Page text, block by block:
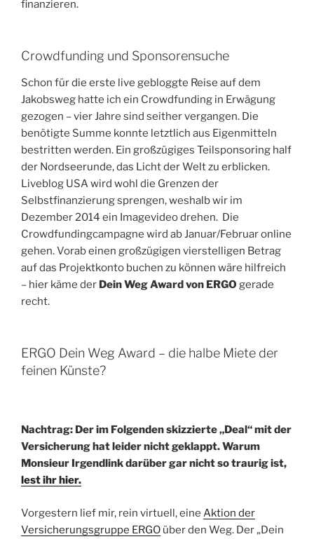
finanzieren.
Crowdfunding und Sponsorensuche
Schon für die erste live gebloggte Reise auf dem
Jakobsweg hatte ich ein Crowdfunding in Erwägung
gezogen – vier Jahre sind seither vergangen. Die
benötigte Summe konnte letztlich aus Eigenmitteln
bestritten werden. Ein großzügiges Teilsponsoring half
der Nordseerunde, das Licht der Welt zu erblicken.
Liveblog USA wird wohl die Grenzen der
Selbstfinanzierung sprengen, weshalb wir im
Dezember 2014 ein Imagevideo drehen. Die
Crowdfundingcampagne wird ab Januar/Februar online
gehen. Vorab einen großzügigen vierstelligen Betrag
auf das Projektkonto buchen zu können wäre hilfreich
– hier käme der Dein Weg Award von ERGO gerade
recht.
ERGO Dein Weg Award – die halbe Miete der
feinen Künste?
Nachtrag: Der im Folgenden skizzierte „Deal“ mit der
Versicherung hat leider nicht geklappt. Warum
Monsieur Irgendlink darüber gar nicht so traurig ist,
lest ihr hier.
Vorgestern lief mir, rein virtuell, eine Aktion der
Versicherungsgruppe ERGO über den Weg. Der „Dein